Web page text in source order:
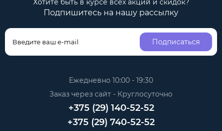
Хотите быть в курсе всех акций и скидок?
Подпишитесь на нашу рассылку
Подписаться
Ежедневно 10:00 - 19:30
Заказ через сайт - Круглосуточно
+375 (29) 140-52-52
+375 (29) 740-52-52